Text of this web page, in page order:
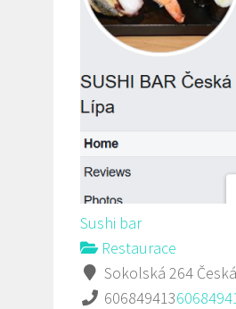
Sushi bar
Restaurace
Sokolská 264
606849413